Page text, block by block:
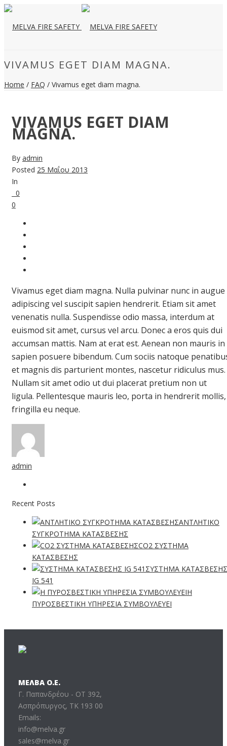
VIVAMUS EGET DIAM MAGNA.
Home / FAQ / Vivamus eget diam magna.
VIVAMUS EGET DIAM
MAGNA.
By admin
Posted 25 Μαΐου 2013
In
0
0
Vivamus eget diam magna. Nulla pulvinar nunc in augue
adipiscing vel suscipit sapien hendrerit. Etiam sit amet
venenatis nulla. Suspendisse odio massa, interdum at
euismod sit amet, cursus vel arcu. Donec a eros quis dui
accumsan mattis. Nam at erat est. Aenean non mauris in
sapien posuere bibendum. Cum sociis natoque
et magnis dis parturient montes, nascetur ridiculus mus.
Nullam sit amet odio ut dui placerat pretium non ut
ligula. Pellentesque mauris leo, porta in hendrerit mollis,
fringilla eu neque.
admin
Recent Posts
ΑΝΤΛΗΤΙΚΟ
ΣΥΓΚΡΟΤΗΜΑ ΚΑΤΑΣΒΕΣΗΣ
CO2 ΣΥΣΤΗΜΑ
ΚΑΤΑΣΒΕΣΗΣ
ΣΥΣΤΗΜΑ ΚΑΤΑΣΒΕΣΗΣ
IG 541
Η
ΠΥΡΟΣΒΕΣΤΙΚΗ ΥΠΗΡΕΣΙΑ ΣΥΜΒΟΥΛΕΥΕΙ
ΜΕΛΒΑ Ο.Ε.
Γ. Παπανδρέου - ΟΤ 392,
Ασπρόπυργος, ΤΚ 193 00
Emails:
info@melva.gr
sales@melva.gr